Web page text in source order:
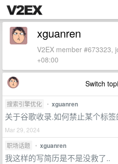
xguanren
V2EX member #673323,
+08:00
Switch
搜索引擎优化 • xguanren
关于谷歌收录.如何禁止某个标
Mar 29, 2024
职场话题
• xguanren
我这样的写简历是不是没救了..